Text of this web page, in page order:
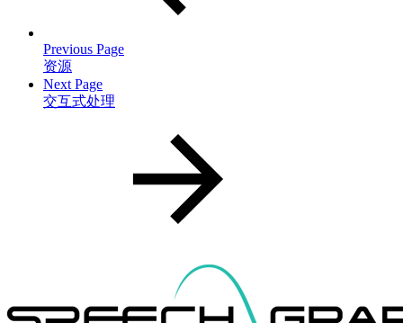
Previous Page
资源
Next Page
交互式处理